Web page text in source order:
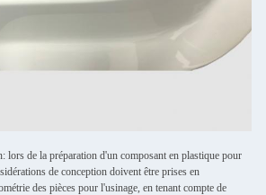
lors de la préparation d'un composant en plastique pour
de conception doivent être prises en
des pièces pour l'usinage, en tenant compte de